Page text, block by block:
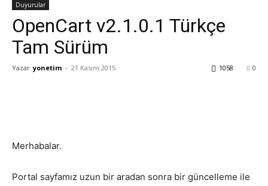
Duyurular
OpenCart v2.1.0.1 Türkçe
Tam Sürüm
Yazar yonetim - 21 Kasım 2015 0
1058
Merhabalar.
Portal sayfamız uzun bir aradan sonra bir güncelleme ile